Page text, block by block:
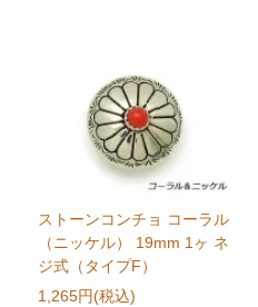
ストーンコンチョ コーラル
（ニッケル） 19mm 1ヶ ネ
ジ式（タイプF）
1,265円(税込)